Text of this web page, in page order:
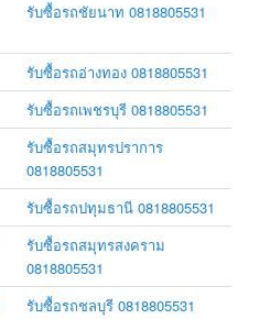
รับซื้อรถชัยนาท 0818805531
รับซื้อรถอ่างทอง 0818805531
รับซื้อรถเพชรบุรี 0818805531
รับซื้อรถสมุทรปราการ
0818805531
รับซื้อรถปทุมธานี 0818805531
รับซื้อรถสมุทรสงคราม
0818805531
รับซื้อรถชลบุรี 0818805531